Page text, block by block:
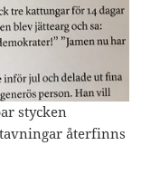
stycken
återfinns